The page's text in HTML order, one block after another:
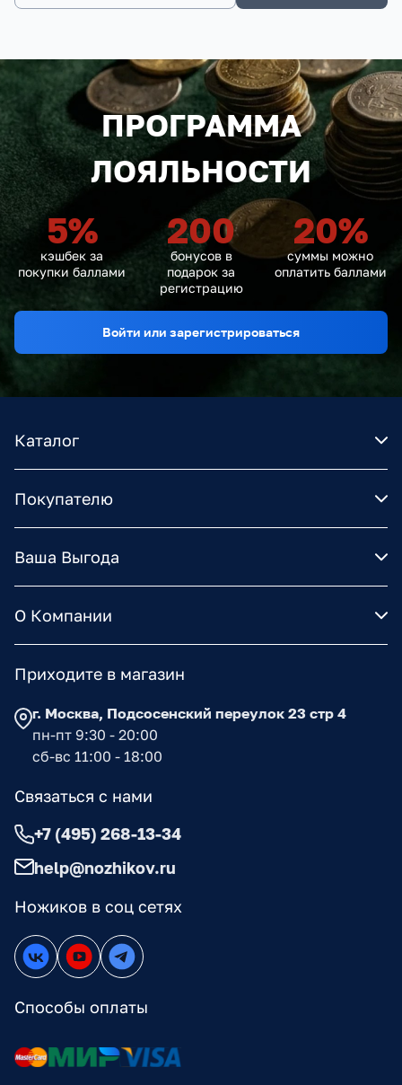
ПРОГРАММА
ЛОЯЛЬНОСТИ
5%
кэшбек за
покупки баллами
200
бонусов в
подарок за
регистрацию
20%
суммы можно
оплатить баллами
Войти или зарегистрироваться
Каталог
Покупателю
Ваша Выгода
О Компании
Ножиков в соц сетях
Способы оплаты
Приходите в магазин
г. Москва, Подсосенский переулок 23 стр 4
пн-пт 9:30 - 20:00
сб-вс 11:00 - 18:00
Связаться с нами
+7 (495) 268-13-34
help@nozhikov.ru